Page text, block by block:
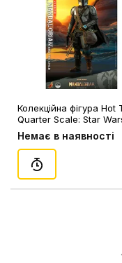
Колекційна фігура Hot
Quarter Scale: Star
The Mandalorian: The
Mandalorian & Grogu
(607041)
Немає в наявності